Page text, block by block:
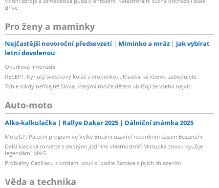
dříve
Pro ženy a maminky
Nejčastější novoroční předsevzetí Miminko a mráz
Jak vybírat
letní dovolenou
Okurková limonáda
RECEPT: Kynutý švestkový koláč s drobenkou. Klasika, se kterou zabodujete
Tohle nikdy neříkejte! Slova, kterými rodiče dětem ubližují ze všeho nejvíc
Auto-moto
Alko-kalkulačka Rallye Dakar 2025 Dálniční známka 2025
MotoGP: Páteční program ve Velké Británii uzavřel rekordním časem Bezzecchi
Další klasická corvette s dobrými jízdními vlastnostmi? Mitsuoka znovu využije
legendární MX-5
Problémy Cadillacu s brzdami souvisí podle Bottase s jejich chlazením
Věda a technika